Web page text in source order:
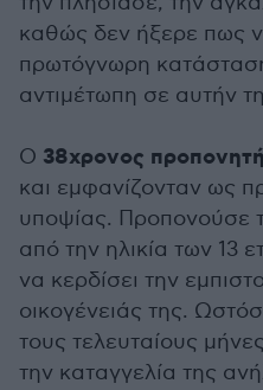
καθώς δεν ήξερε πως
πρωτόγνωρη
αντιμέτωπη σε αυτήν
Ο 38χρονος
και εμφανίζονταν ως
υποψίας. Προπονούσε
από την ηλικία των 13
να κερδίσει την
οικογένειάς της.
τους τελευταίους
την καταγγελία της